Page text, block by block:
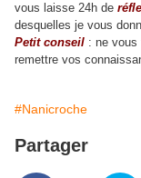
vous laisse 24h de
desquelles je vous
Petit conseil : ne vous
remettre vos
#Nanicroche
Partager